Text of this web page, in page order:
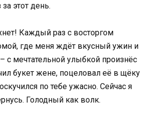
этот день.
Каждый раз с восторгом
где меня ждёт вкусный ужин и
с мечтательной улыбкой произнёс
букет жене, поцеловал её в щёку
по тебе ужасно. Сейчас я
Голодный как волк.